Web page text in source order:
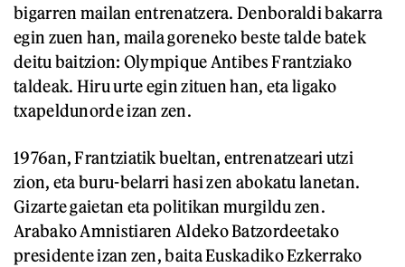
bigarren mailan entrenatzera. Denboraldi bakarra
egin zuen han, maila goreneko beste talde batek
deitu baitzion: Olympique Antibes Frantziako
taldeak. Hiru urte egin zituen han, eta ligako
txapeldunorde izan zen.
1976an, Frantziatik bueltan, entrenatzeari utzi
zion, eta buru-belarri hasi zen abokatu lanetan.
Gizarte gaietan eta politikan murgildu zen.
Arabako Amnistiaren Aldeko Batzordeetako
presidente izan zen, baita Euskadiko Ezkerrako